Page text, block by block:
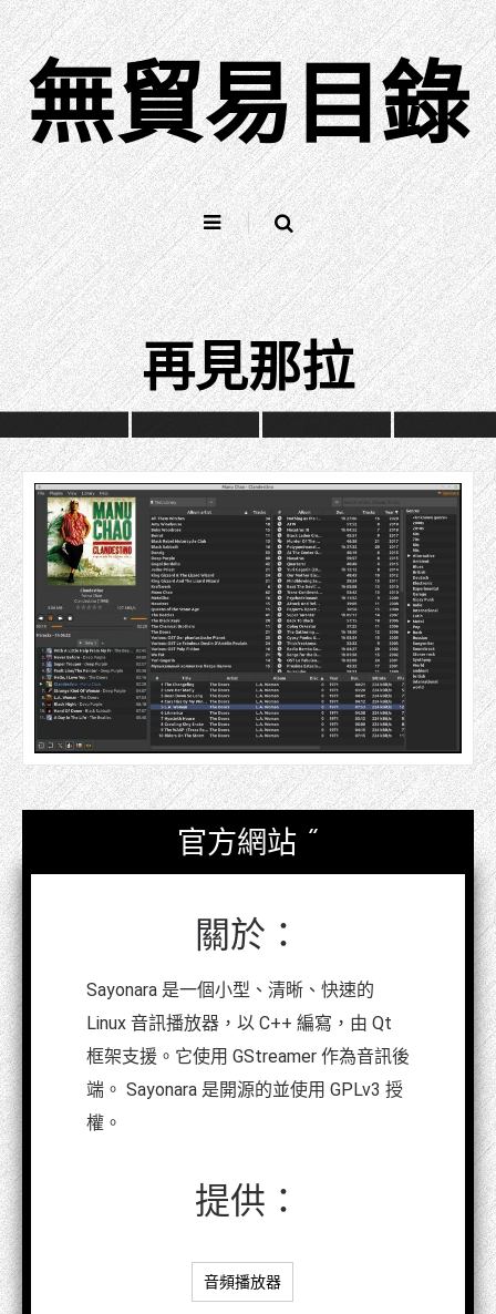
跳
到
內
容 無貿易目錄
再見那拉
官方網站 ”
關於：
Sayonara 是一個小型、清晰、快速的
Linux 音訊播放器，以 C++ 編寫，由 Qt
框架支援。它使用 GStreamer 作為音訊後
端。 Sayonara 是開源的並使用 GPLv3 授
權。
提供：
音頻播放器